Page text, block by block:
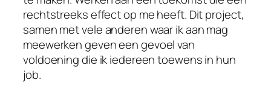
rechtstreeks effect op me heeft. Dit project,
samen met vele anderen waar ik aan mag
meewerken geven een gevoel van
voldoening die ik iedereen toewens in hun
job.